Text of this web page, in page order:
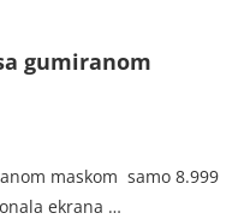
gumiranom
maskom samo 8.999
ekrana …